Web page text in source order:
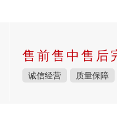
售前售中售后
诚信经营 质量保障